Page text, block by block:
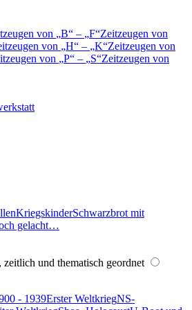
von B – F Zeitzeugen von
von H – K Zeitzeugen von
von P – S Zeitzeugen von
KriegskinderSchwarzbrot mit
gelacht…
zeitlich und thematisch geordnet
- 1939Erster WeltkriegNS-